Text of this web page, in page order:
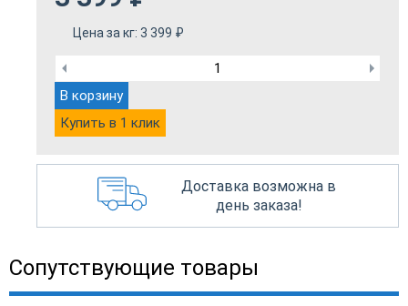
Цена за кг: 3 399 ₽
В корзину
Купить в 1 клик
Доставка возможна в
день заказа!
Сопутствующие товары